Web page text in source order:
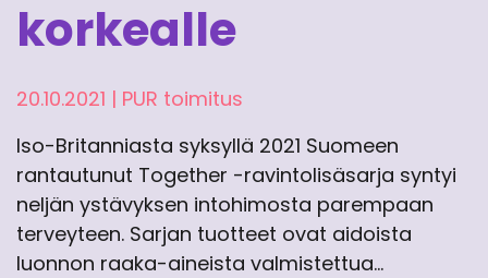
korkealle
20.10.2021 | PUR toimitus
Iso-Britanniasta syksyllä 2021 Suomeen
rantautunut Together -ravintolisäsarja syntyi
neljän ystävyksen intohimosta parempaan
terveyteen. Sarjan tuotteet ovat aidoista
luonnon raaka-aineista valmistettua…